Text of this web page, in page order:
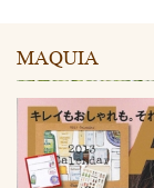
MAQUIA